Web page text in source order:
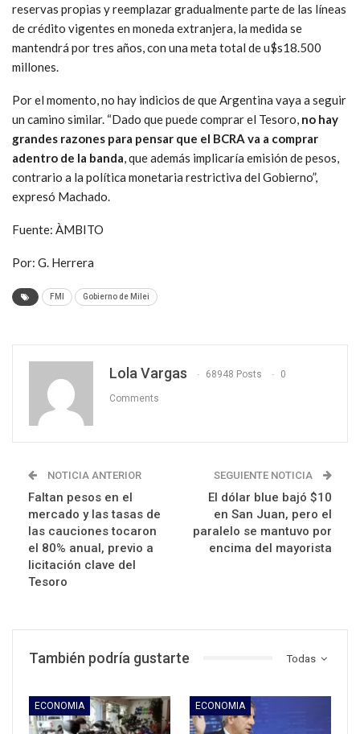
reservas propias y reemplazar gradualmente parte de las líneas
de crédito vigentes en moneda extranjera, la medida se
mantendrá por tres años, con una meta total de u$s18.500
millones.
Por el momento, no hay indicios de que Argentina vaya a seguir
un camino similar. “Dado que puede comprar el Tesoro, no hay
grandes razones para pensar que el BCRA va a comprar
adentro de la banda, que además implicaría emisión de pesos,
contrario a la política monetaria restrictiva del Gobierno”,
expresó Machado.
Fuente: ÀMBITO
Por: G. Herrera
FMI Gobierno de Milei
Lola Vargas 68948 Posts 0
Comments
NOTICIA ANTERIOR
Faltan pesos en el
mercado y las tasas de
las cauciones tocaron
el 80% anual, previo a
licitación clave del
Tesoro
SEGUIENTE NOTICIA
El dólar blue bajó $10
en San Juan, pero el
paralelo se mantuvo por
encima del mayorista
Todas
También podría gustarte
ECONOMIA ECONOMIA